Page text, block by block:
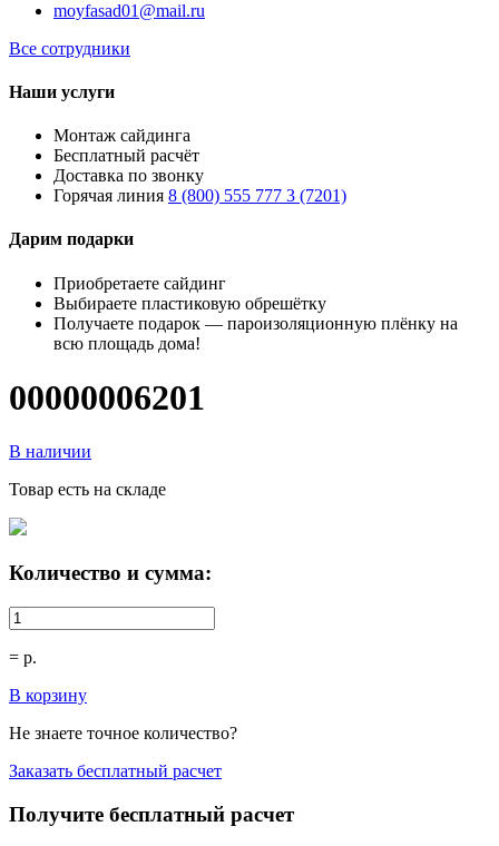
moyfasad01@mail.ru
Все сотрудники
Наши услуги
Монтаж сайдинга
Бесплатный расчёт
Доставка по звонку
Горячая линия 8 (800) 555 777 3 (7201)
Дарим подарки
Приобретаете сайдинг
Выбираете пластиковую обрешётку
Получаете подарок — пароизоляционную плёнку на
всю площадь дома!
00000006201
В наличии
Товар есть на складе
Количество и сумма:
= р.
В корзину
Не знаете точное количество?
Заказать бесплатный расчет
Получите бесплатный расчет